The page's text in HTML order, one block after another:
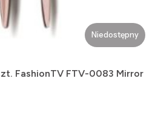
Niedostępny
FashionTV FTV-0083 Mirror